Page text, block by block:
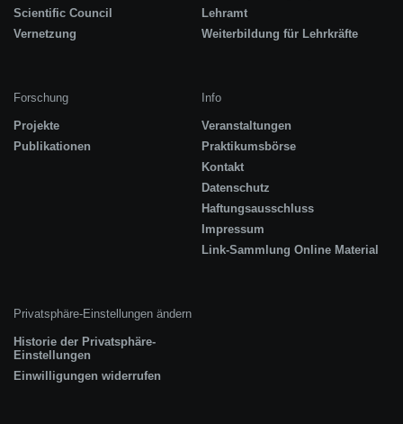
Scientific Council
Vernetzung
Lehramt
Weiterbildung für Lehrkräfte
Forschung
Projekte
Publikationen
Info
Veranstaltungen
Praktikumsbörse
Kontakt
Datenschutz
Haftungsausschluss
Impressum
Link-Sammlung Online Material
Privatsphäre-Einstellungen ändern
Historie der Privatsphäre-
Einstellungen
Einwilligungen widerrufen